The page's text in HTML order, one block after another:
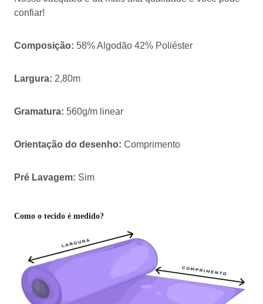
confiar!
Composição: 58% Algodão 42% Poliéster
Largura: 2,80m
Gramatura: 560g/m linear
Orientação do desenho: Comprimento
Pré Lavagem: Sim
Como o tecido é medido?